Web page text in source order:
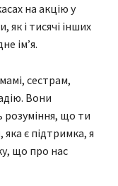
на акцію у
і тисячі інших
ім’я.
сестрам,
Вони
що ти
є підтримка, я
що про нас